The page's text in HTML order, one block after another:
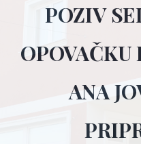
POZIV
OPOVAČKU
ANA